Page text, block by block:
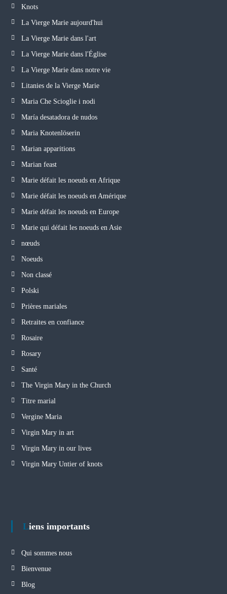
Knots
La Vierge Marie aujourd'hui
La Vierge Marie dans l'art
La Vierge Marie dans l'Église
La Vierge Marie dans notre vie
Litanies de la Vierge Marie
Maria Che Scioglie i nodi
María desatadora de nudos
Maria Knotenlöserin
Marian apparitions
Marian feast
Marie défait les noeuds en Afrique
Marie défait les noeuds en Amérique
Marie défait les noeuds en Europe
Marie qui défait les noeuds en Asie
nœuds
Noeuds
Non classé
Polski
Prières mariales
Retraites en confiance
Rosaire
Rosary
Santé
The Virgin Mary in the Church
Titre marial
Vergine Maria
Virgin Mary in art
Virgin Mary in our lives
Virgin Mary Untier of knots
Liens importants
Qui sommes nous
Bienvenue
Blog